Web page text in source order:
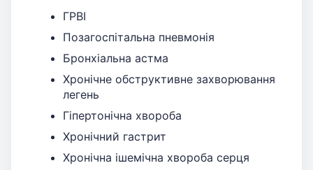
ГРВІ
Позагоспітальна пневмонія
Бронхіальна астма
Хронічне обструктивне захворювання
легень
Гіпертонічна хвороба
Хронічний гастрит
Хронічна ішемічна хвороба серця